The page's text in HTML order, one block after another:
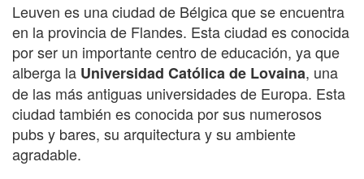
Leuven es una ciudad de Bélgica que se encuentra
en la provincia de Flandes. Esta ciudad es conocida
por ser un importante centro de educación, ya que
alberga la Universidad Católica de Lovaina, una
de las más antiguas universidades de Europa. Esta
ciudad también es conocida por sus numerosos
pubs y bares, su arquitectura y su ambiente
agradable.